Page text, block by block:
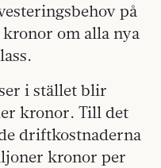
på
om alla nya
i stället blir
kronor. Till det
driftkostnaderna
kronor per